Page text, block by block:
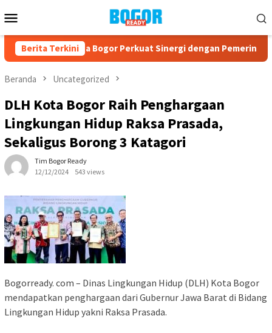
ke
Mobile
Berita Terkini
PPAD Kota Bogor Perkuat Sinergi dengan Pemerintah dan
Beranda Uncategorized
DLH Kota Bogor Raih Penghargaan
Lingkungan Hidup Raksa Prasada,
Sekaligus Borong 3 Katagori
Tim Bogor Ready
12/12/2024
543 views
Bogorready. com – Dinas Lingkungan Hidup (DLH) Kota Bogor
mendapatkan penghargaan dari Gubernur Jawa Barat di Bidang
Lingkungan Hidup yakni Raksa Prasada.